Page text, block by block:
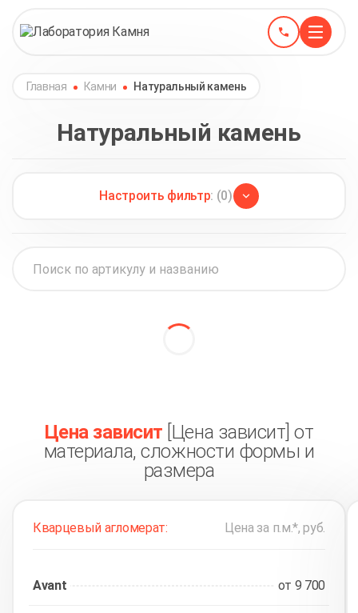
Главная Камни Натуральный камень
Натуральный камень
Настроить фильтр: (0)
Цена зависит [Цена зависит] от
материала, сложности формы и
размера
Кварцевый агломерат: Цена за п.м.*, руб.
Avant от 9 700